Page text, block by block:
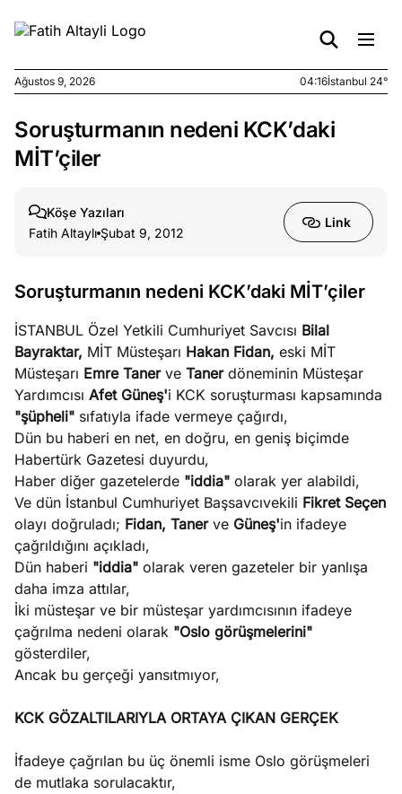
Ağustos
7, 2026
kirli
kimler
Ağustos
6, 2026
yasalar
Ağustos
5, 2026
stok
caiz
Köşe
Yazıları
Spor
Yazıları
Yazıları
Ağustos 9, 2026 04:16İstanbul 24°
Soruşturmanın nedeni KCK’daki
MİT’çiler
Köşe Yazıları
Fatih Altaylı Şubat 9, 2012
Link
Soruşturmanın nedeni KCK’daki MİT’çiler
İSTANBUL Özel Yetkili Cumhuriyet Savcısı Bilal
Bayraktar, MİT Müsteşarı Hakan Fidan, eski MİT
Müsteşarı Emre Taner ve Taner döneminin Müsteşar
Yardımcısı Afet Güneş'i KCK soruşturması kapsamında
"şüpheli" sıfatıyla ifade vermeye çağırdı,
Dün bu haberi en net, en doğru, en geniş biçimde
Habertürk Gazetesi duyurdu,
Haber diğer gazetelerde "iddia" olarak yer alabildi,
Ve dün İstanbul Cumhuriyet Başsavcıvekili Fikret Seçen
olayı doğruladı; Fidan, Taner ve Güneş'in ifadeye
çağrıldığını açıkladı,
Dün haberi "iddia" olarak veren gazeteler bir yanlışa
daha imza attılar,
İki müsteşar ve bir müsteşar yardımcısının ifadeye
çağrılma nedeni olarak "Oslo görüşmelerini"
gösterdiler,
Ancak bu gerçeği yansıtmıyor,
KCK GÖZALTILARIYLA ORTAYA ÇIKAN GERÇEK
İfadeye çağrılan bu üç önemli isme Oslo görüşmeleri
de mutlaka sorulacaktır,